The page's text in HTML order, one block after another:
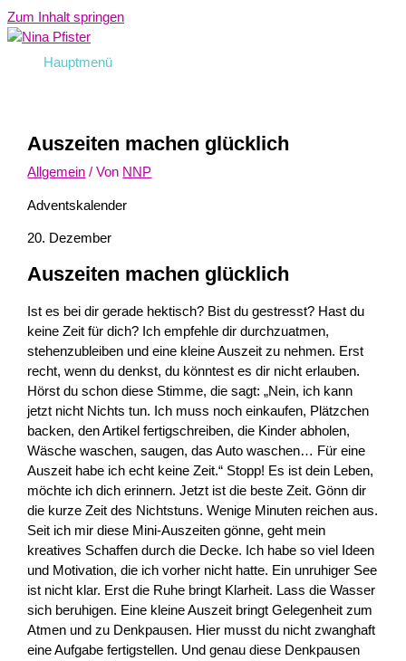
Zum Inhalt springen
Hauptmenü
Auszeiten machen glücklich
Allgemein / Von NNP
Adventskalender
20. Dezember
Auszeiten machen glücklich
Ist es bei dir gerade hektisch? Bist du gestresst? Hast du
keine Zeit für dich? Ich empfehle dir durchzuatmen,
stehenzubleiben und eine kleine Auszeit zu nehmen. Erst
recht, wenn du denkst, du könntest es dir nicht erlauben.
Hörst du schon diese Stimme, die sagt: „Nein, ich kann
jetzt nicht Nichts tun. Ich muss noch einkaufen, Plätzchen
backen, den Artikel fertigschreiben, die Kinder abholen,
Wäsche waschen, saugen, das Auto waschen… Für eine
Auszeit habe ich echt keine Zeit.“ Stopp! Es ist dein Leben,
möchte ich dich erinnern. Jetzt ist die beste Zeit. Gönn dir
die kurze Zeit des Nichtstuns. Wenige Minuten reichen aus.
Seit ich mir diese Mini-Auszeiten gönne, geht mein
kreatives Schaffen durch die Decke. Ich habe so viel Ideen
und Motivation, die ich vorher nicht hatte. Ein unruhiger See
ist nicht klar. Erst die Ruhe bringt Klarheit. Lass die Wasser
sich beruhigen. Eine kleine Auszeit bringt Gelegenheit zum
Atmen und zu Denkpausen. Hier musst du nicht zwanghaft
eine Aufgabe fertigstellen. Und genau diese Denkpausen